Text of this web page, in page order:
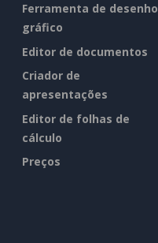
Ferramenta de desenho
gráfico
Editor de documentos
Criador de
apresentações
Editor de folhas de
cálculo
Preços